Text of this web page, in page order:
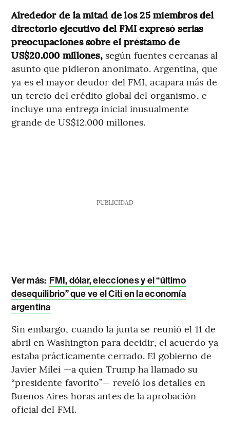
Alrededor de la mitad de los 25 miembros del
directorio ejecutivo del FMI expresó serias
preocupaciones sobre el préstamo de
US$20.000 millones,según fuentes cercanas al
asunto que pidieron anonimato. Argentina, que
ya es el mayor deudor del FMI, acapara más de
un tercio del crédito global del organismo, e
incluye una entrega inicial inusualmente
grande de US$12.000 millones.
PUBLICIDAD
Ver más: FMI, dólar, elecciones y el “último
desequilibrio” que ve el Citi en la economía
argentina
Sin embargo, cuando la junta se reunió el 11 de
abril en Washington para decidir, el acuerdo ya
estaba prácticamente cerrado. El gobierno de
Javier Milei —a quien Trump ha llamado su
“presidente favorito”— reveló los detalles en
Buenos Aires horas antes de la aprobación
oficial del FMI.